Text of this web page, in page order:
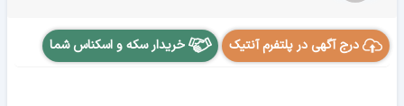
درج آگهی در پلتفرم آنتیک خریدار سکه و اسکناس شما